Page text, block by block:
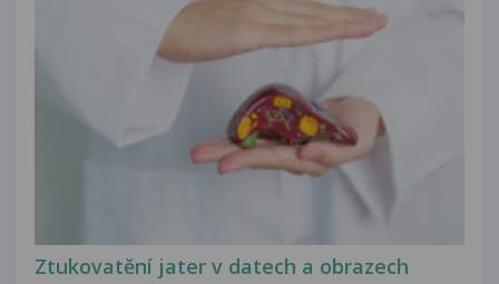
Ztukovatění jater v datech a obrazech